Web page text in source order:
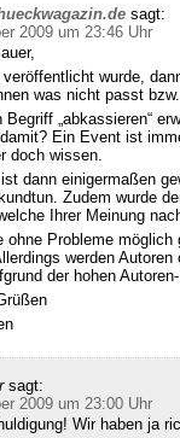
sagt:
2009 um 23:46 Uhr
wurde,
was nicht passt
Begriff „abkassieren“
Ein Event ist
doch wissen.
dann einigermaßen
Zudem wurde
Ihrer Meinung
ohne Probleme
werden
der hohen
sagt:
2009 um 23:00 Uhr
Wir haben ja